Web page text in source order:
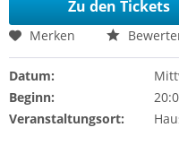
Zu den Tickets
Merken
Datum:
Beginn:
Veranstaltungsort: